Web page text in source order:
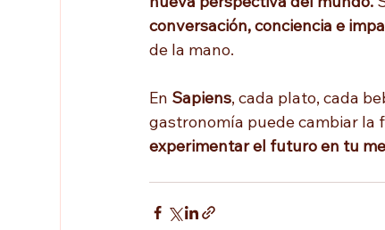
conversación, conciencia e
de la mano.
En Sapiens, cada plato, cada
gastronomía puede cambiar la
experimentar el futuro en tu